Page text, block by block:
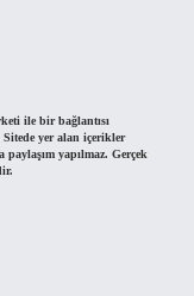
ile bir bağlantısı
yer alan içerikler
yapılmaz. Gerçek